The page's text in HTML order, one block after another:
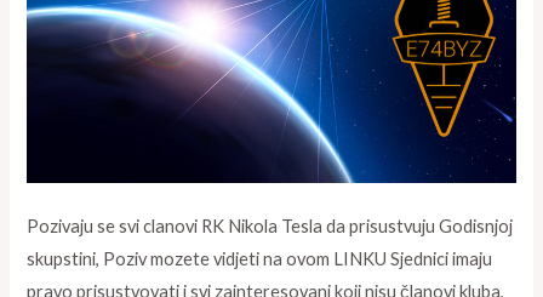
Pozivaju se svi clanovi RK Nikola Tesla da prisustvuju Godisnjoj
skupstini, Poziv mozete vidjeti na ovom LINKU Sjednici imaju
pravo prisustvovati i svi zainteresovani koji nisu članovi kluba,